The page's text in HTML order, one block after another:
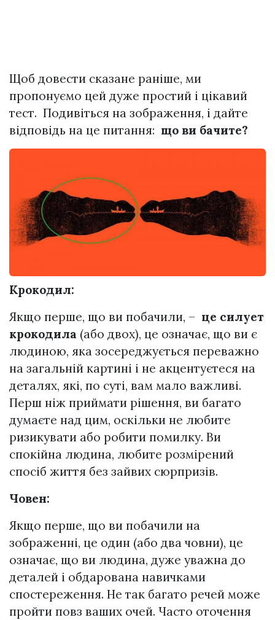
Щоб довести сказане раніше, ми
пропонуємо цей дуже простий і цікавий
тест. Подивіться на зображення, і дайте
відповідь на це питання: що ви бачите?
Крокодил:
Якщо перше, що ви побачили, – це силует
крокодила (або двох), це означає, що ви є
людиною, яка зосереджується переважно
на загальній картині і не акцентуєтеся на
деталях, які, по суті, вам мало важливі.
Перш ніж приймати рішення, ви багато
думаєте над цим, оскільки не любите
ризикувати або робити помилку. Ви
спокійна людина, любите розмірений
спосіб життя без зайвих сюрпризів.
Човен:
Якщо перше, що ви побачили на
зображенні, це один (або два човни), це
означає, що ви людина, дуже уважна до
деталей і обдарована навичками
спостереження. Не так багато речей може
пройти повз ваших очей. Часто оточення